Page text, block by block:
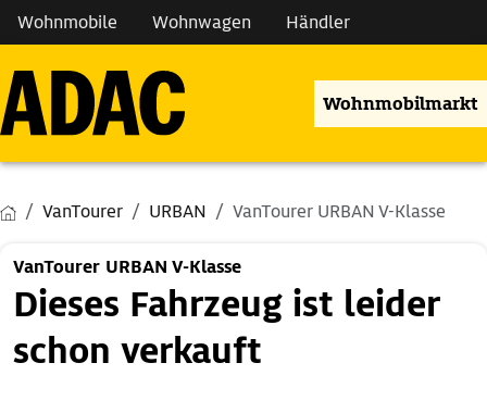
Wohnmobile Wohnwagen Händler
Wohnmobilmarkt
VanTourer URBAN VanTourer URBAN V-Klasse
VanTourer URBAN V-Klasse
Dieses Fahrzeug ist leider
schon verkauft